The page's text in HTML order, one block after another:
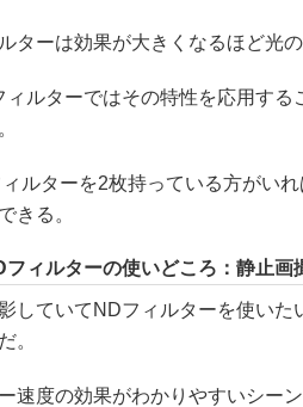
ターは効果が大きくなるほど光
ィルターではその特性を応用す
ィルターを2枚持っている方がい
きる。
フィルターの使いどころ：静止画
していてNDフィルターを使い
。
速度の効果がわかりやすいシー